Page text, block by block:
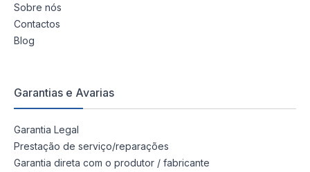
Sobre nós
Contactos
Blog
Garantias e Avarias
Garantia Legal
Prestação de serviço/reparações
Garantia direta com o produtor / fabricante